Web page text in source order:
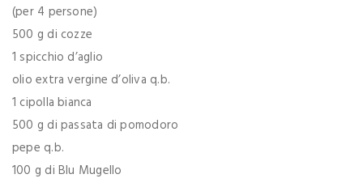
(per 4 persone)
500 g di cozze
1 spicchio d’aglio
olio extra vergine d’oliva q.b.
1 cipolla bianca
500 g di passata di pomodoro
pepe q.b.
100 g di Blu Mugello